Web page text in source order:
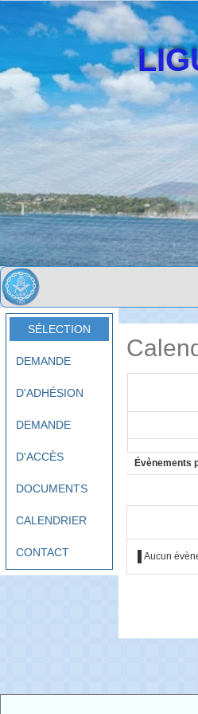
SÉLECTION
DEMANDE
D'ADHÉSION
DEMANDE
D'ACCÈS
DOCUMENTS
CALENDRIER
CONTACT
Évènements
Aucun